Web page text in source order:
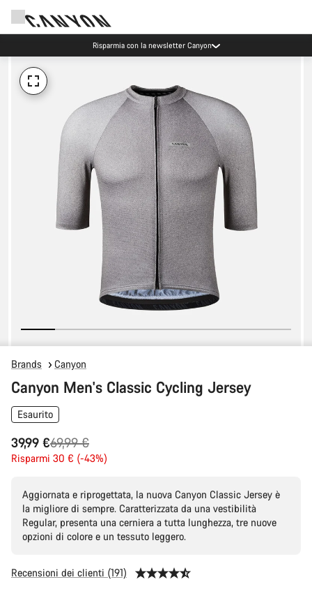
Risparmia con la newsletter Canyon
Brands Canyon
Canyon Men's Classic Cycling Jersey
Esaurito
39,99 €
Prezzo
originale
69,99 €
Risparmi 30 € (-43%)
Aggiornata e riprogettata, la nuova Canyon Classic Jersey è
la migliore di sempre. Caratterizzata da una vestibilità
Regular, presenta una cerniera a tutta lunghezza, tre nuove
opzioni di colore e un tessuto leggero.
Recensioni dei clienti (191)